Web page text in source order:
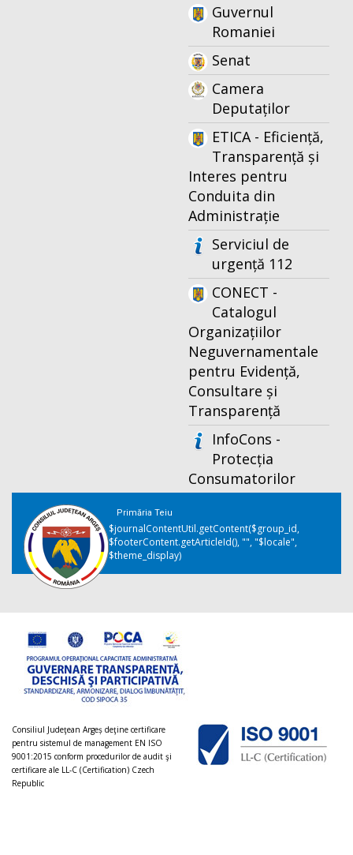
Guvernul
Romaniei
Senat
Camera
Deputaților
ETICA - Eficiență,
Transparență și
Interes pentru
Conduita din
Administrație
Serviciul de
urgență 112
CONECT -
Catalogul
Organizațiilor
Neguvernamentale
pentru Evidență,
Consultare și
Transparență
InfoCons -
Protecția
Consumatorilor
Primăria Teiu
$journalContentUtil.getContent($group_id,
$footerContent.getArticleId(), "", "$locale",
$theme_display)
Consiliul Judeţean Argeș deţine certificare
pentru sistemul de management EN ISO
9001:2015 conform procedurilor de audit şi
certificare ale LL-C (Certification) Czech
Republic